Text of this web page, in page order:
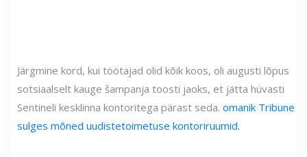
Järgmine kord, kui töötajad olid kõik koos, oli augusti lõpus
sotsiaalselt kauge šampanja toosti jaoks, et jätta hüvasti
Sentineli kesklinna kontoritega pärast seda. omanik Tribune
sulges mõned uudistetoimetuse kontoriruumid.